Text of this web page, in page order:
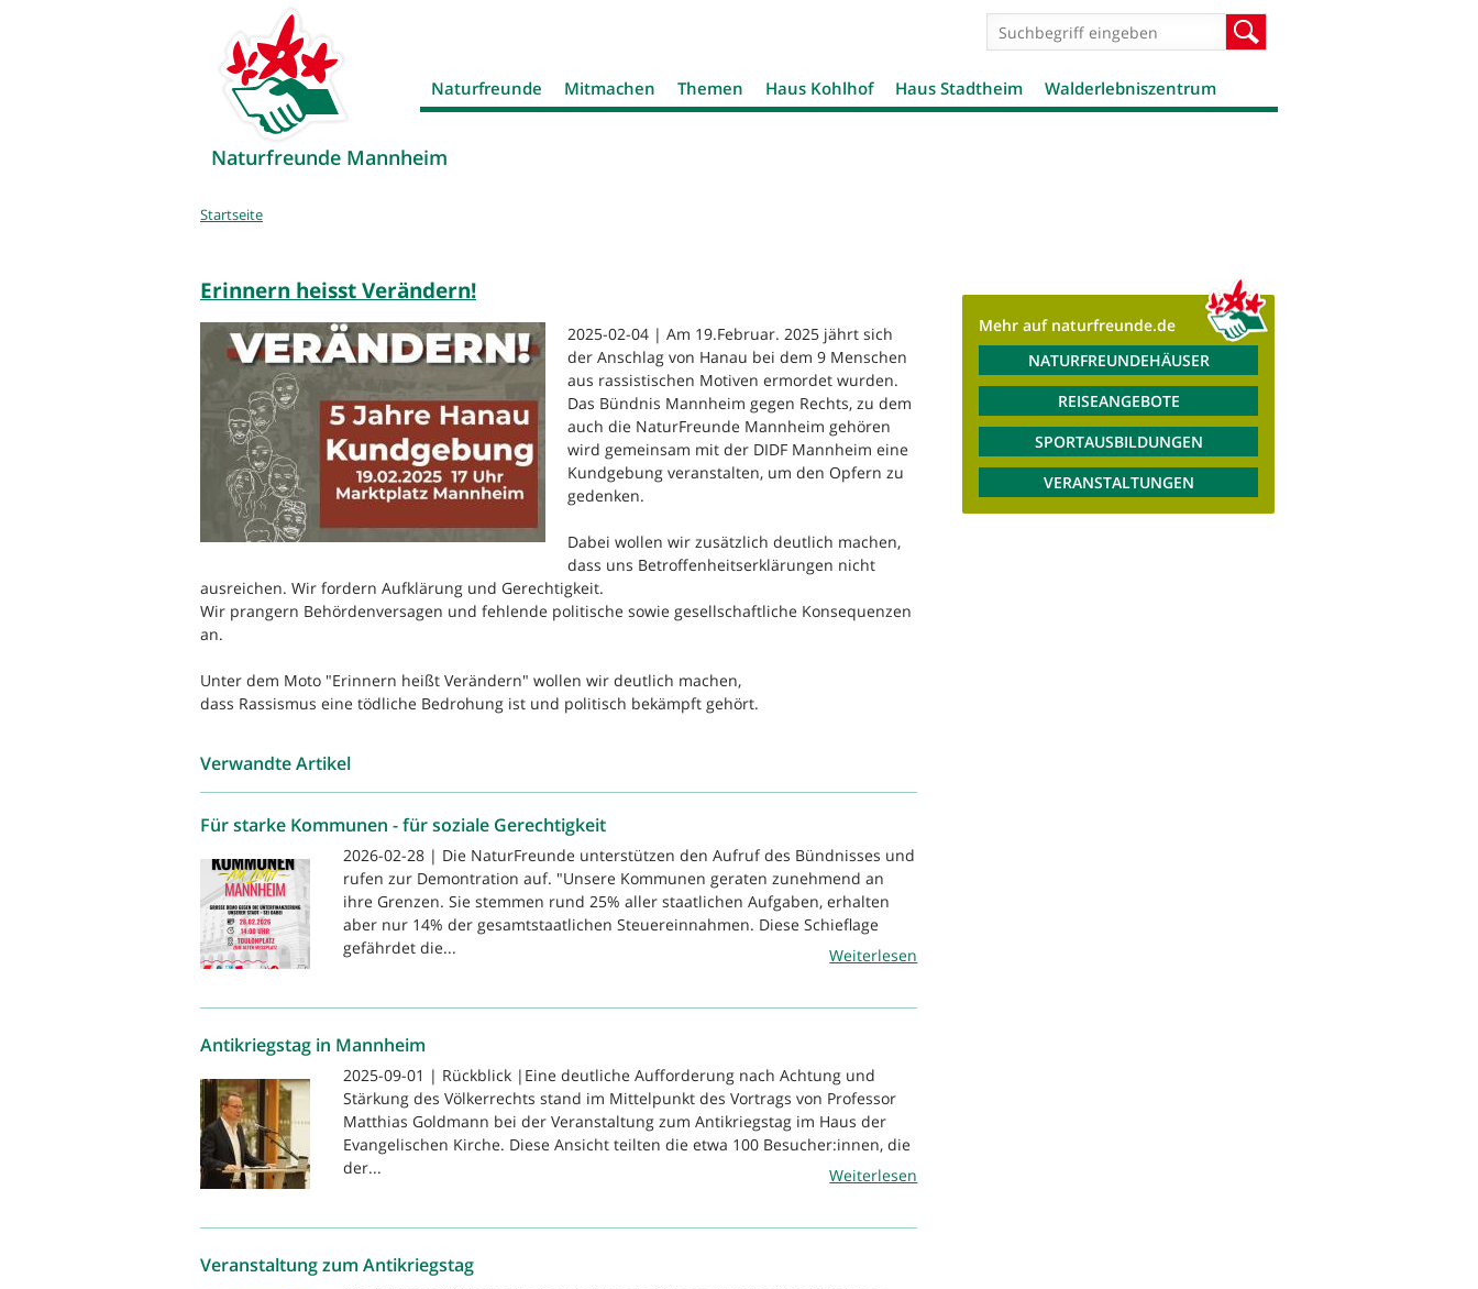
Naturfreunde Mannheim
Suchformular
Naturfreunde Mitmachen Themen Haus Kohlhof Haus Stadtheim Walderlebniszentrum
Sie
Startseite
Erinnern heisst Verändern!
2025-02-04 | Am 19.Februar. 2025 jährt sich
der Anschlag von Hanau bei dem 9 Menschen
aus rassistischen Motiven ermordet wurden.
Das Bündnis Mannheim gegen Rechts, zu dem
auch die NaturFreunde Mannheim gehören
wird gemeinsam mit der DIDF Mannheim eine
Kundgebung veranstalten, um den Opfern zu
gedenken.
Dabei wollen wir zusätzlich deutlich machen,
dass uns Betroffenheitserklärungen nicht
ausreichen. Wir fordern Aufklärung und Gerechtigkeit.
Wir prangern Behördenversagen und fehlende politische sowie gesellschaftliche Konsequenzen
an.
Unter dem Moto "Erinnern heißt Verändern" wollen wir deutlich machen,
dass Rassismus eine tödliche Bedrohung ist und politisch bekämpft gehört.
Verwandte Artikel
Für starke Kommunen - für soziale Gerechtigkeit
2026-02-28 | Die NaturFreunde unterstützen den Aufruf des Bündnisses und
rufen zur Demontration auf. "Unsere Kommunen geraten zunehmend an
ihre Grenzen. Sie stemmen rund 25% aller staatlichen Aufgaben, erhalten
aber nur 14% der gesamtstaatlichen Steuereinnahmen. Diese Schieflage
gefährdet die...
Weiterlesen
Antikriegstag in Mannheim
2025-09-01 | Rückblick |Eine deutliche Aufforderung nach Achtung und
Stärkung des Völkerrechts stand im Mittelpunkt des Vortrags von Professor
Matthias Goldmann bei der Veranstaltung zum Antikriegstag im Haus der
Evangelischen Kirche. Diese Ansicht teilten die etwa 100 Besucher:innen, die
der...
Weiterlesen
Veranstaltung zum Antikriegstag
Mehr auf naturfreunde.de
NATURFREUNDEHÄUSER
REISEANGEBOTE
SPORTAUSBILDUNGEN
VERANSTALTUNGEN